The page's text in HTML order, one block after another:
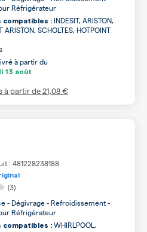
Réfrigérateur
compatibles : INDESIT, ARISTON,
ARISTON, SCHOLTES, HOTPOINT
à partir du
13 août
à partir de21,08 €
: 481228238188
(3)
- Dégivrage - Refroidissement -
Réfrigérateur
compatibles : WHIRLPOOL,